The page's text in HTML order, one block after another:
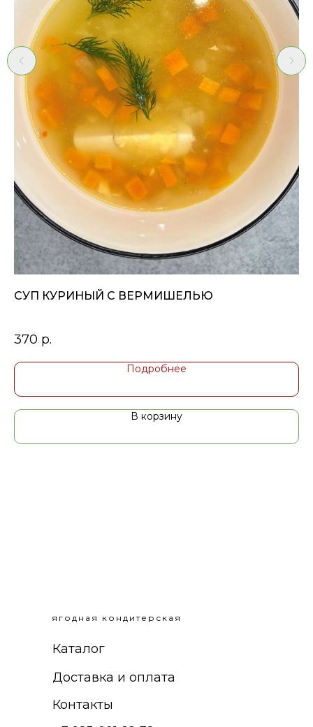
СУП КУРИНЫЙ С ВЕРМИШЕЛЬЮ
370 р.
Подробнее
В корзину
ягодная кондитерская
Каталог
Доставка и оплата
Контакты